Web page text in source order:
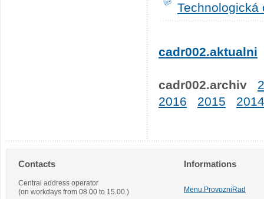
Technologická
cadr002.aktualni
cadr002.archiv
2016
2015 2014
Contacts
Central address operator
(on workdays from 08.00 to 15.00.)
Informations
Menu.ProvozniRad